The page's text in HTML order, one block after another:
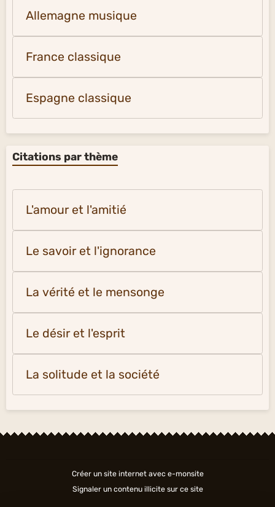
Allemagne musique
France classique
Espagne classique
Citations par thème
L'amour et l'amitié
Le savoir et l'ignorance
La vérité et le mensonge
Le désir et l'esprit
La solitude et la société
Créer un site internet avec e-monsite
Signaler un contenu illicite sur ce site